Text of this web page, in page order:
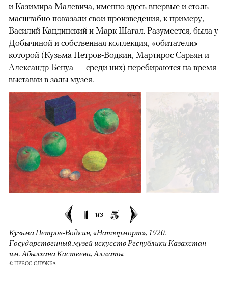
и Казимира Малевича, именно здесь впервые и столь
масштабно показали свои произведения, к примеру,
Василий Кандинский и Марк Шагал. Разумеется, была у
Добычиной и собственная коллекция, «обитатели»
которой (Кузьма Петров-Водкин, Мартирос Сарьян и
Александр Бенуа — среди них) перебираются на время
выставки в залы музея.
1 из 5
Кузьма Петров-Водкин, «Натюрморт», 1920.
Государственный музей искусств Республики Казахстан
им. Абылхана Кастеева, Алматы
© ПРЕСС-СЛУЖБА